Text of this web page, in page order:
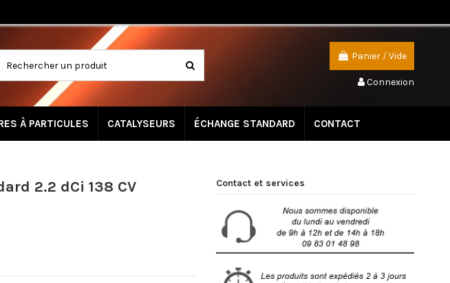
Panier /Vide
Connexion
À PARTICULES CATALYSEURS ÉCHANGE STANDARD CONTACT
2.2 dCi 138 CV
Contact et services